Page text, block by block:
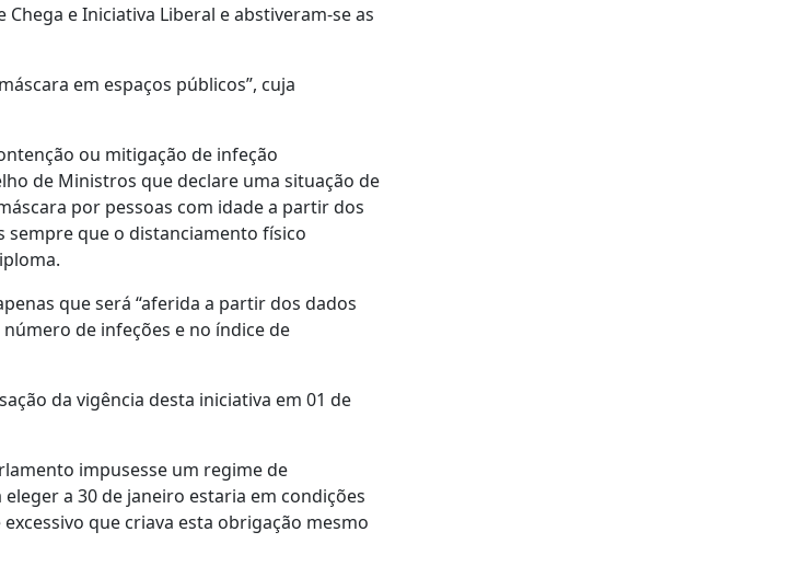
e Iniciativa Liberal e abstiveram-se as
em espaços públicos”, cuja
ou mitigação de infeção
de Ministros que declare uma situação de
por pessoas com idade a partir dos
sempre que o distanciamento físico
que será “aferida a partir dos dados
de infeções e no índice de
da vigência desta iniciativa em 01 de
impusesse um regime de
a 30 de janeiro estaria em condições
que criava esta obrigação mesmo